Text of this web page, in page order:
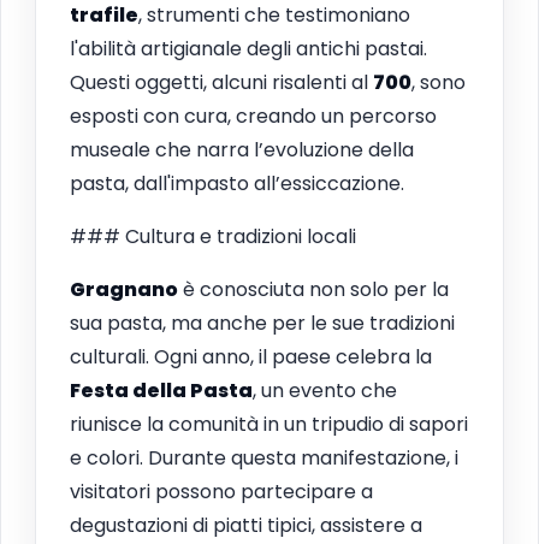
trafile, strumenti che testimoniano
l'abilità artigianale degli antichi pastai.
Questi oggetti, alcuni risalenti al 700, sono
esposti con cura, creando un percorso
museale che narra l’evoluzione della
pasta, dall'impasto all’essiccazione.
### Cultura e tradizioni locali
Gragnanoè conosciuta non solo per la
sua pasta, ma anche per le sue tradizioni
culturali. Ogni anno, il paese celebra la
Festa della Pasta, un evento che
riunisce la comunità in un tripudio di sapori
e colori. Durante questa manifestazione, i
visitatori possono partecipare a
degustazioni di piatti tipici, assistere a